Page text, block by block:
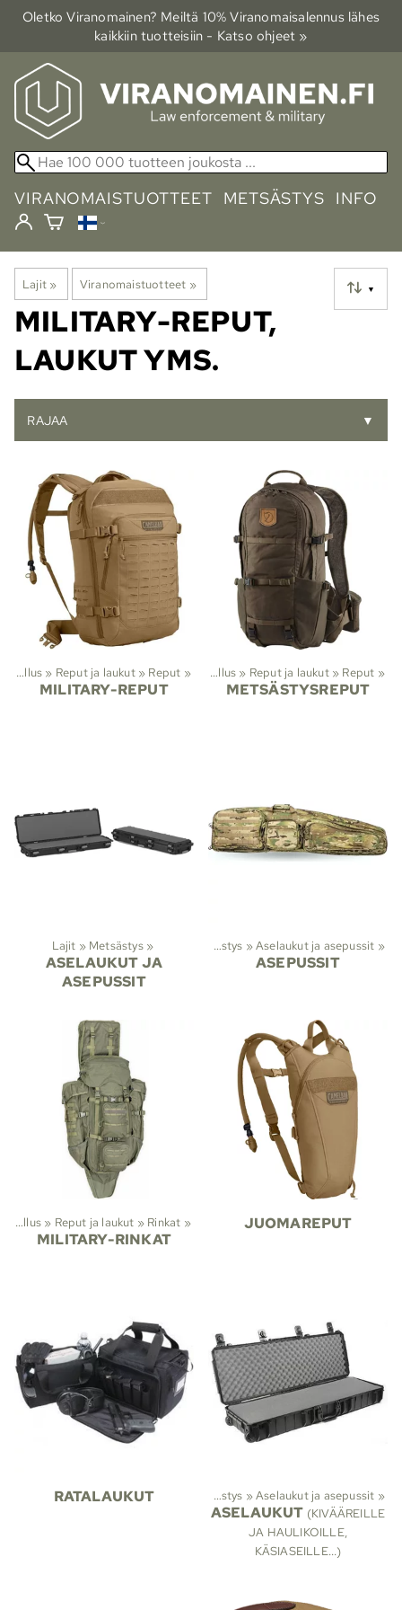
Oletko Viranomainen? Meiltä 10% Viranomais­alennus lähes
kaikkiin tuotteisiin - Katso ohjeet »
VIRANOMAISTUOTTEET METSÄSTYS INFO
Lajit ‪» Viranomaistuotteet ‪» ▼
MILITARY-REPUT,
LAUKUT YMS.
RAJAA ▼
Vaellus ‪» Reput ja laukut ‪» Reput ‪»
MILITARY-REPUT
Lajit‪» Vaellus ‪» Reput ja laukut ‪» Reput ‪»
METSÄSTYSREPUT
Lajit ‪» Metsästys ‪»
ASELAUKUT JA
ASEPUSSIT
Lajit Metsästys ‪»Aselaukut ja asepussit ‪»
ASEPUSSIT
Vaellus ‪» Reput ja laukut ‪» Rinkat ‪»
MILITARY-RINKAT
JUOMAREPUT
RATALAUKUTLajit Metsästys ‪»Aselaukut ja asepussit ‪»
ASELAUKUT (KIVÄÄREILLE
JA HAULIKOILLE,
KÄSIASEILLE...)